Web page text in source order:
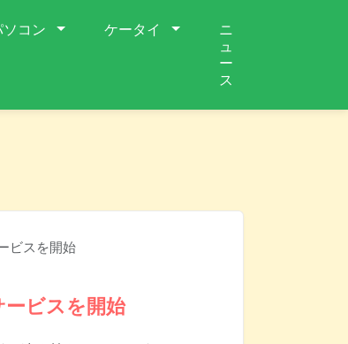
ソコン ケータイ
ニ
ュ
ー
ス
ビスを開始
ビスを開始